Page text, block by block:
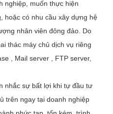
nghiệp, muốn thực hiện
hoặc có nhu cầu xây dựng hệ
nhân viên đông đảo. Do
thác máy chủ dịch vụ riêng
, Mail server , FTP server,
nhắc sự bất lợi khi tự đầu tư
trên ngay tại doanh nghiệp